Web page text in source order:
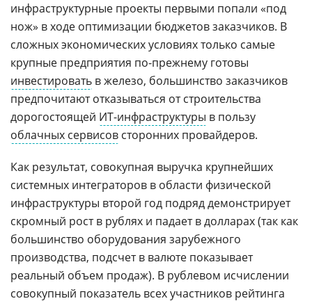
инфраструктурные проекты первыми попали «под
нож» в ходе оптимизации бюджетов заказчиков. В
сложных экономических условиях только самые
крупные предприятия по-прежнему готовы
инвестировать в железо, большинство заказчиков
предпочитают отказываться от строительства
дорогостоящей ИТ-инфраструктуры в пользу
облачных сервисов сторонних провайдеров.
Как результат, совокупная выручка крупнейших
системных интеграторов в области физической
инфраструктуры второй год подряд демонстрирует
скромный рост в рублях и падает в долларах (так как
большинство оборудования зарубежного
производства, подсчет в валюте показывает
реальный объем продаж). В рублевом исчислении
совокупный показатель всех участников рейтинга